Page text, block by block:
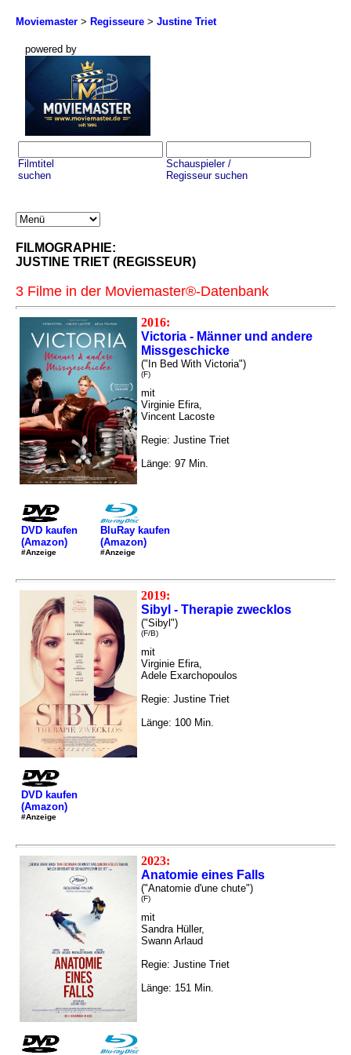
Moviemaster > Regisseure > Justine Triet
powered by
Filmtitel
suchen
Schauspieler /
Regisseur suchen
FILMOGRAPHIE:
JUSTINE TRIET (REGISSEUR)
3 Filme in der Moviemaster®-Datenbank
2016:
Victoria - Männer und andere
Missgeschicke
("In Bed With Victoria")
(F)
mit
Virginie Efira,
Vincent Lacoste
Regie: Justine Triet
Länge: 97 Min.
DVD kaufen
(Amazon)
#Anzeige
BluRay kaufen
(Amazon)
#Anzeige
2019:
Sibyl - Therapie zwecklos
("Sibyl")
(F/B)
mit
Virginie Efira,
Adele Exarchopoulos
Regie: Justine Triet
Länge: 100 Min.
DVD kaufen
(Amazon)
#Anzeige
2023:
Anatomie eines Falls
("Anatomie d'une chute")
(F)
mit
Sandra Hüller,
Swann Arlaud
Regie: Justine Triet
Länge: 151 Min.